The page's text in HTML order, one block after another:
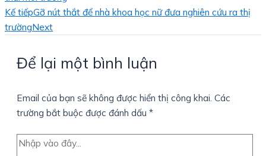
Kế tiếpGỡ nút thắt để nhà khoa học nữ đưa nghiên cứu ra thị
trườngNext
Để lại một bình luận
Email của bạn sẽ không được hiển thị công khai. Các
trường bắt buộc được đánh dấu *
Nhập